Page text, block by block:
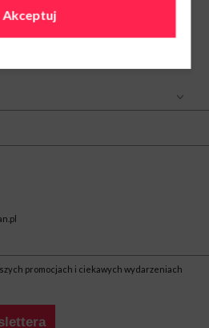
promocjach i ciekawych wydarzeniach
Akceptuj